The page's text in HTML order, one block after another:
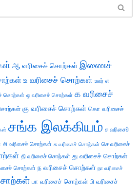
ஆ வரிசைச் சொற்கள் இணைச்
உ வரிசைச் சொற்கள் ஊர் எ
சொற்கள் ஒ வரிசைச் சொற்கள் க வரிசைச்
கு வரிசைச் சொற்கள் கொ வரிசைச்
சங்க இலக்கியம் ச வரிசைச்
சி வரிசைச் சொற்கள் சு வரிசைச் சொற்கள் செ வரிசைச்
தி வரிசைச் சொற்கள் து வரிசைச் சொற்கள்
சொற்கள் ந வரிசைச் சொற்கள் நா வரிசைச்
பா வரிசைச் சொற்கள் பி வரிசைச்